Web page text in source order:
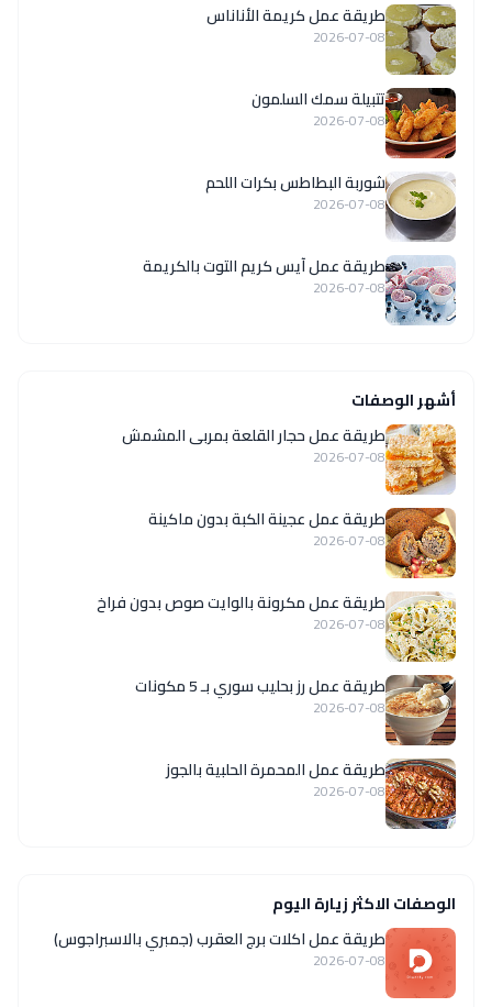
طريقة عمل كريمة الأناناس
2026-07-08
تتبيلة سمك السلمون
2026-07-08
شوربة البطاطس بكرات اللحم
2026-07-08
طريقة عمل آيس كريم التوت بالكريمة
2026-07-08
أشهر الوصفات
طريقة عمل حجار القلعة بمربى المشمش
2026-07-08
طريقة عمل عجينة الكبة بدون ماكينة
2026-07-08
طريقة عمل مكرونة بالوايت صوص بدون فراخ
2026-07-08
طريقة عمل رز بحليب سوري بـ 5 مكونات
2026-07-08
طريقة عمل المحمرة الحلبية بالجوز
2026-07-08
الوصفات الاكثر زيارة اليوم
طريقة عمل اكلات برج العقرب (جمبري بالاسبراجوس)
2026-07-08